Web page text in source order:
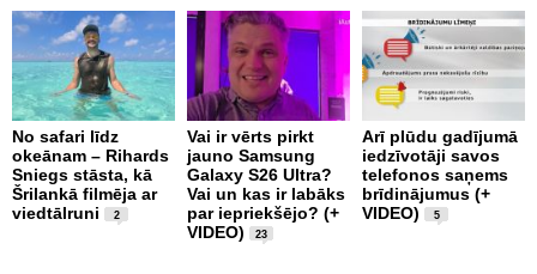
No safari līdz
okeānam – Rihards
Sniegs stāsta, kā
Šrilankā filmēja ar
viedtālruni
2
Vai ir vērts pirkt
jauno Samsung
Galaxy S26 Ultra?
Vai un kas ir labāks
par iepriekšējo? (+
VIDEO)
23
Arī plūdu gadījumā
iedzīvotāji savos
telefonos saņems
brīdinājumus (+
VIDEO)
5